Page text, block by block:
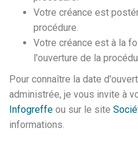
Votre créance est
procédure.
Votre créance est à la
l'ouverture de la
Pour connaître la date
administrée, je vous invite à
Infogreffe ou sur le site
informations.